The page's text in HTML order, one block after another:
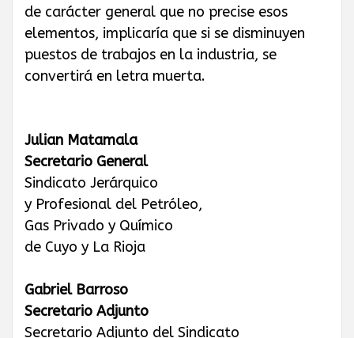
de carácter general que no precise esos
elementos, implicaría que si se disminuyen
puestos de trabajos en la industria, se
convertirá en letra muerta.
Julian Matamala
Secretario General
Sindicato Jerárquico
y Profesional del Petróleo,
Gas Privado y Químico
de Cuyo y La Rioja
Gabriel Barroso
Secretario Adjunto
Secretario Adjunto del Sindicato